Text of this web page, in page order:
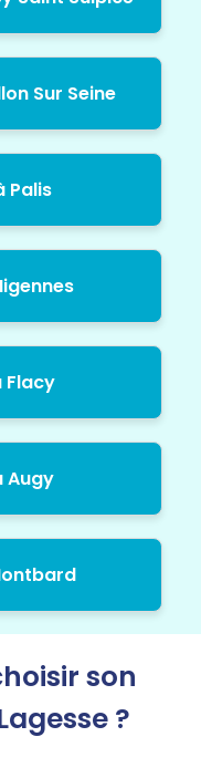
Sur Seine
Palis
Flacy
Augy
son
?